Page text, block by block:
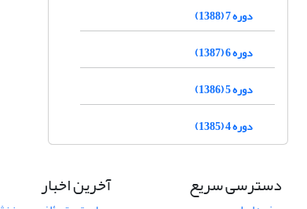
دوره 7 (1388)
دوره 6 (1387)
دوره 5 (1386)
دوره 4 (1385)
دسترسی سریع آخرین اخبار